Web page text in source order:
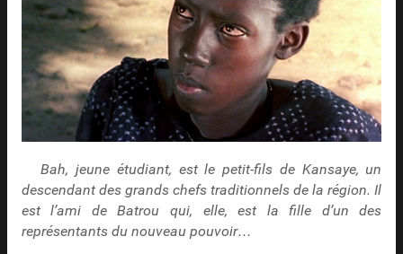
Bah, jeune étudiant, est le petit-fils de Kansaye, un
descendant des grands chefs traditionnels de la région. Il
est l’ami de Batrou qui, elle, est la fille d’un des
représentants du nouveau pouvoir…